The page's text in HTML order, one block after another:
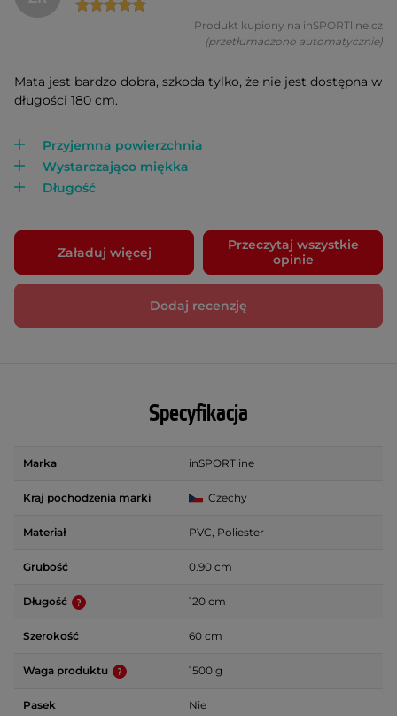
Produkt kupiony na inSPORTline.cz
(przetłumaczono automatycznie)
Mata jest bardzo dobra, szkoda tylko, że nie jest dostępna w
długości 180 cm.
Przyjemna powierzchnia
Wystarczająco miękka
Długość
Załaduj więcej
Przeczytaj wszystkie
opinie
Dodaj recenzję
Specyfikacja
Marka inSPORTline
Kraj pochodzenia marki Czechy
Materiał PVC, Poliester
Grubość 0.90 cm
Długość 120 cm
Szerokość 60 cm
Waga produktu 1500 g
Pasek Nie